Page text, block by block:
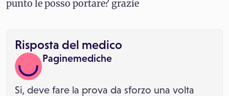
punto le posso portare? grazie
Risposta del medico
Paginemediche
Si, deve fare la prova da sforzo una volta